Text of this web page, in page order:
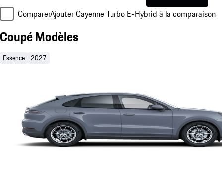
ComparerAjouter Cayenne Turbo E-Hybrid à la comparaison
Coupé Modèles
Essence 2027